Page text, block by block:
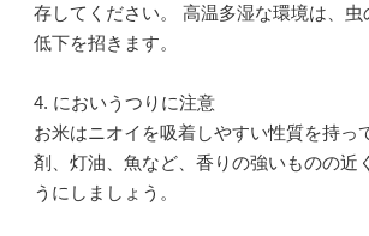
存してください。 高温多湿な環境は、
低下を招きます。
4. においうつりに注意
お米はニオイを吸着しやすい性質を持っ
剤、灯油、魚など、香りの強いものの近
うにしましょう。